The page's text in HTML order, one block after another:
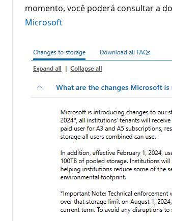
momento, você poderá consultar a
Microsoft